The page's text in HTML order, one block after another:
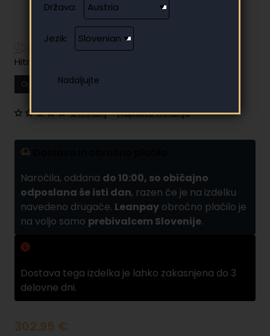
Država:
Jezik:
Imate dodatna vprašanja?
Hitro in enostavno obročno plačilo
Od 12.56 € Vaš mesečni obrok
Naročila, oddana do 10:00, so običajno
odposlana še isti dan, razen če je na izdelku
navedeno drugače. Leanpay obročno plačilo je
na voljo samo prebivalcem Slovenije.
Dostava tega izdelka je lahko zakasnjena do 3
delovne dni.
0 mnenj • Napišite mnenje
302.95 €